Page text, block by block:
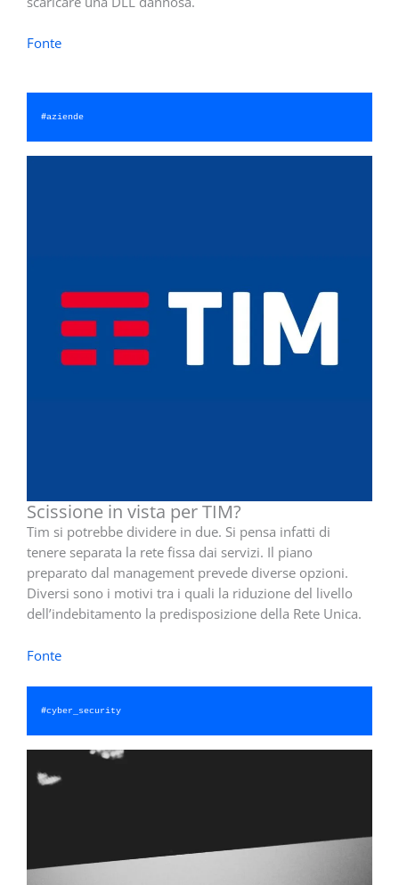
Fonte
#aziende
Scissione in vista per TIM?
Tim si potrebbe dividere in due. Si pensa infatti di
tenere separata la rete fissa dai servizi. Il piano
preparato dal management prevede diverse opzioni.
Diversi sono i motivi tra i quali la riduzione del livello
dell’indebitamento la predisposizione della Rete Unica.
Fonte
#cyber_security